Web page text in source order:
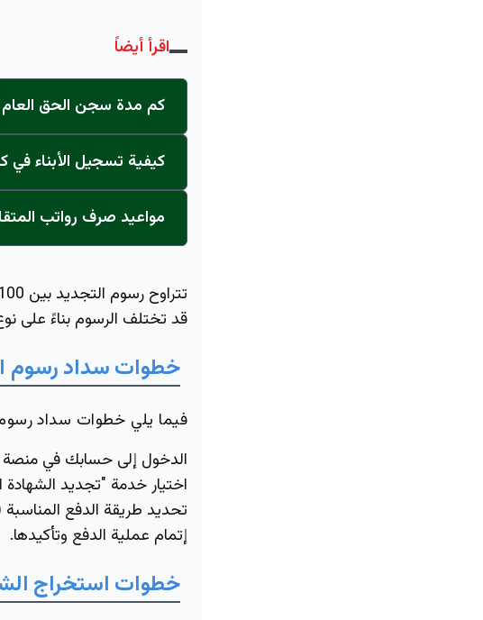
اقرأ أيضاً
كم مدة سجن الحق
كيفية تسجيل الأبناء في
مواعيد صرف رواتب
تتراوح رسوم التجديد بين
قد تختلف الرسوم بناءً على
خطواتسدادرسوم
فيما يلي خطوات سداد
الدخول إلى حسابك في منصة
اختيار خدمة "تجديد
تحديد طريقة الدفع المناسبة
إتمام عملية الدفع وتأكيدها.
خطوات استخراج